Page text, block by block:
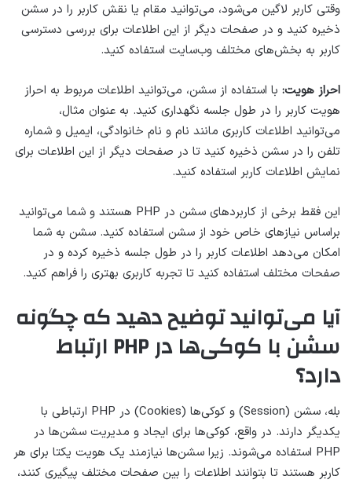
وقتی کاربر لاگین می‌شود، می‌توانید مقام یا نقش کاربر را در سشن
ذخیره کنید و در صفحات دیگر از این اطلاعات برای بررسی دسترسی
کاربر به بخش‌های مختلف وب‌سایت استفاده کنید.
احراز هویت: با استفاده از سشن، می‌توانید اطلاعات مربوط به احراز
هویت کاربر را در طول جلسه نگهداری کنید. به عنوان مثال،
می‌توانید اطلاعات کاربری مانند نام و نام خانوادگی، ایمیل و شماره
تلفن را در سشن ذخیره کنید تا در صفحات دیگر از این اطلاعات برای
نمایش اطلاعات کاربر استفاده کنید.
این فقط برخی از کاربردهای سشن در PHP هستند و شما می‌توانید
براساس نیازهای خاص خود از سشن استفاده کنید. سشن به شما
امکان می‌دهد اطلاعات کاربر را در طول جلسه ذخیره کرده و در
صفحات مختلف استفاده کنید تا تجربه کاربری بهتری را فراهم کنید.
آیا می‌توانید توضیح دهید که چگونه
سشن با کوکی‌ها در PHP ارتباط
دارد؟
بله، سشن (Session) و کوکی‌ها (Cookies) در PHP ارتباطی با
یکدیگر دارند. در واقع، کوکی‌ها برای ایجاد و مدیریت سشن‌ها در
PHP استفاده می‌شوند. زیرا سشن‌ها نیازمند یک هویت یکتا برای هر
کاربر هستند تا بتوانند اطلاعات را بین صفحات مختلف پیگیری کنند،